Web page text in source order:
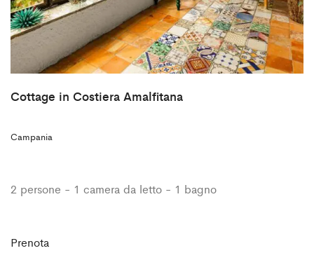
Cottage in Costiera Amalfitana
Campania
2 persone - 1 camera da letto - 1 bagno
Prenota